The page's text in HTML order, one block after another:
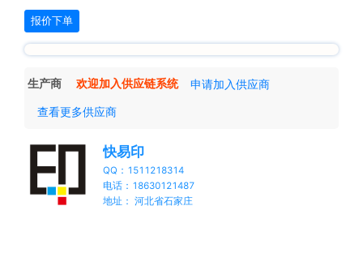
报价下单
生产商 欢迎加入供应链系统
申请加入供应商
查看更多供应商
快易印
QQ：1511218314
电话：18630121487
地址： 河北省石家庄